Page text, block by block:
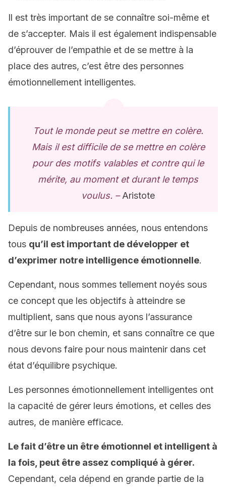
Il est très important de se connaître soi-même et
de s’accepter. Mais il est également indispensable
d’éprouver de l’empathie et de se mettre à la
place des autres, c’est être des personnes
émotionnellement intelligentes.
Tout le monde peut se mettre en colère.
Mais il est difficile de se mettre en colère
pour des motifs valables et contre qui le
mérite, au moment et durant le temps
voulus. –Aristote
Depuis de nombreuses années, nous entendons
tous qu’il est important de développer et
d’exprimer notre intelligence émotionnelle.
Cependant, nous sommes tellement noyés sous
ce concept que les objectifs à atteindre se
multiplient, sans que nous ayons l’assurance
d’être sur le bon chemin, et sans connaître ce que
nous devons faire pour nous maintenir dans cet
état d’équilibre psychique.
Les personnes émotionnellement intelligentes ont
la capacité de gérer leurs émotions, et celles des
autres, de manière efficace.
Le fait d’être un être émotionnel et intelligent à
la fois, peut être assez compliqué à gérer.
Cependant, cela dépend en grande partie de la